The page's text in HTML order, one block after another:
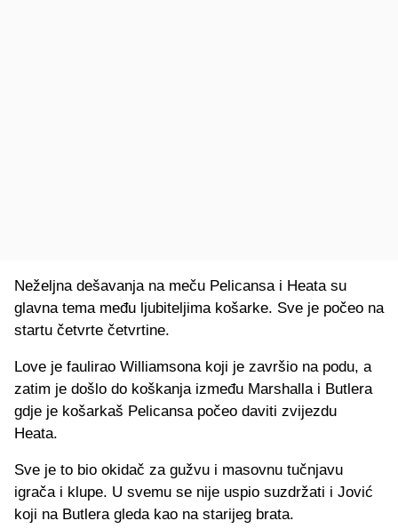
Neželjna dešavanja na meču Pelicansa i Heata su
glavna tema među ljubiteljima košarke. Sve je počeo na
startu četvrte četvrtine.
Love je faulirao Williamsona koji je završio na podu, a
zatim je došlo do koškanja između Marshalla i Butlera
gdje je košarkaš Pelicansa počeo daviti zvijezdu
Heata.
Sve je to bio okidač za gužvu i masovnu tučnjavu
igrača i klupe. U svemu se nije uspio suzdržati i Jović
koji na Butlera gleda kao na starijeg brata.